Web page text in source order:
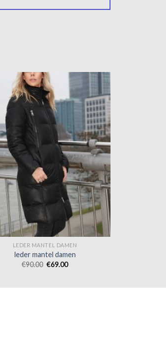
LEDER MANTEL DAMEN
leder mantel damen
€90.00 €69.00